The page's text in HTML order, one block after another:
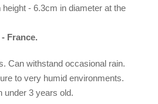
- 6.3cm in diameter at the
France.
Can withstand occasional rain.
to very humid environments.
under 3 years old.